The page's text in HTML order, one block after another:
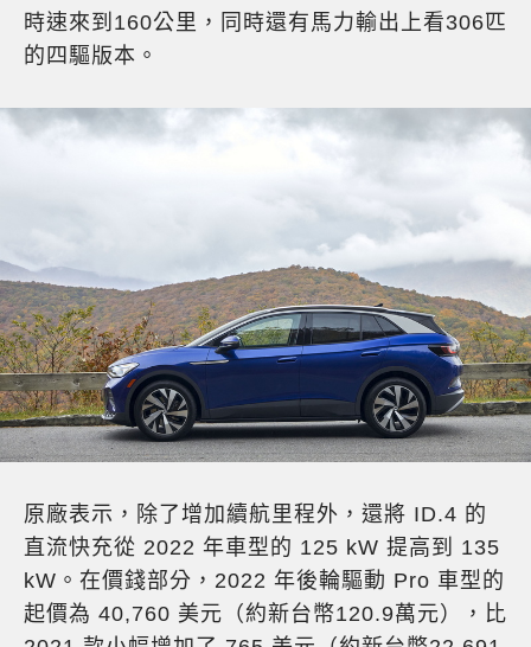
時速來到160公里，同時還有馬力輸出上看306匹
的四驅版本。
原廠表示，除了增加續航里程外，還將 ID.4 的
直流快充從 2022 年車型的 125 kW 提高到 135
kW。在價錢部分， 2022 年後輪驅動 Pro 車型的
起價為 40,760 美元（約新台幣120.9萬元），比